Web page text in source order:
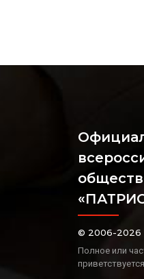
© 2006-2026
Полное или